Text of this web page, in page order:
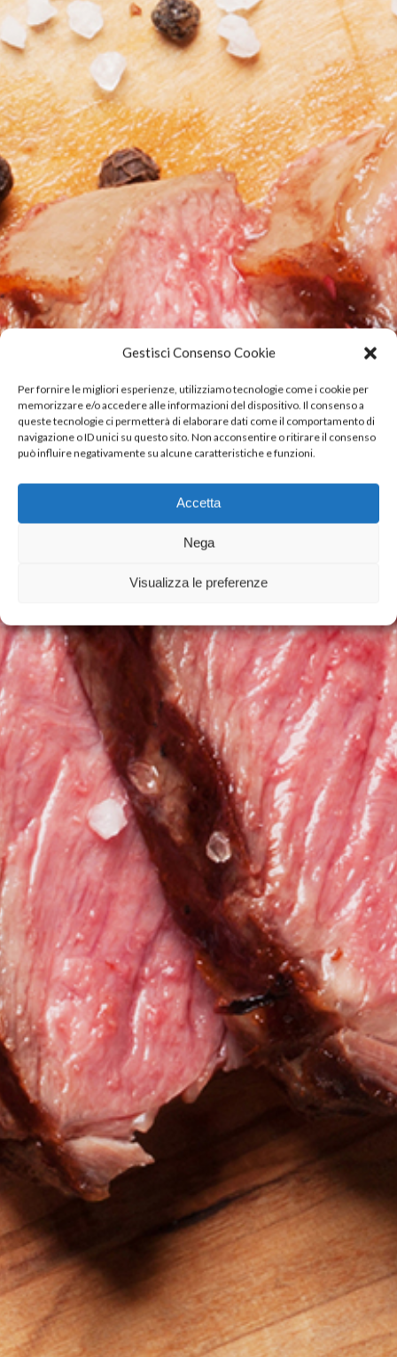
Gestisci Consenso Cookie
Per fornire le migliori esperienze, utilizziamo tecnologie come i cookie per
memorizzare e/o accedere alle informazioni del dispositivo. Il consenso a
queste tecnologie ci permetterà di elaborare dati come il comportamento di
navigazione o ID unici su questo sito. Non acconsentire o ritirare il consenso
può influire negativamente su alcune caratteristiche e funzioni.
Accetta
Nega
Visualizza le preferenze
PRODUCTS
A complete range of
both fresh and frozen,
vacuum-packed and in
atmosphere